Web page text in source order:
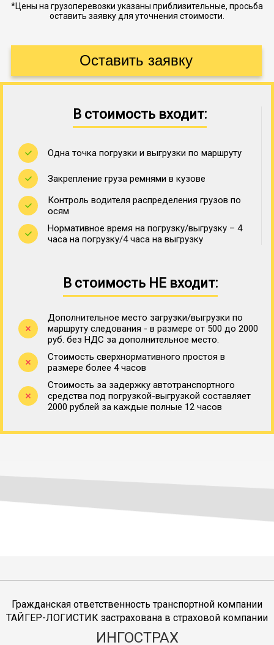
*Цены на грузоперевозки указаны приблизительные, просьба
оставить заявку для уточнения стоимости.
В стоимость входит:
Одна точка погрузки и выгрузки по маршруту
Закрепление груза ремнями в кузове
Контроль водителя распределения грузов по
осям
Нормативное время на погрузку/выгрузку – 4
часа на погрузку/4 часа на выгрузку
В стоимость НЕ входит:
Дополнительное место загрузки/выгрузки по
маршруту следования - в размере от 500 до 2000
руб. без НДС за дополнительное место.
Стоимость сверхнормативного простоя в
размере более 4 часов
Стоимость за задержку автотранспортного
средства под погрузкой-выгрузкой составляет
2000 рублей за каждые полные 12 часов
Гражданская ответственность транспортной компании
ТАЙГЕР-ЛОГИСТИК застрахована в страховой компании
ИНГОСТРАХ